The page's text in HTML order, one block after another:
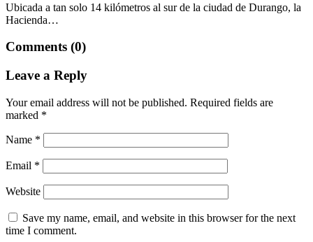
Ubicada a tan solo 14 kilómetros al sur de la ciudad de Durango, la
Hacienda…
Comments (0)
Leave a Reply
Your email address will not be published. Required fields are
marked *
Name *
Email *
Website
Save my name, email, and website in this browser for the next
time I comment.